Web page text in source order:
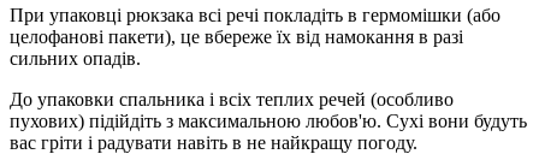
При упаковці рюкзака всі речі покладіть в гермомішки (або
целофанові пакети), це вбереже їх від намокання в разі
сильних опадів.
До упаковки спальника і всіх теплих речей (особливо
пухових) підійдіть з максимальною любов'ю. Сухі вони будуть
вас гріти і радувати навіть в не найкращу погоду.